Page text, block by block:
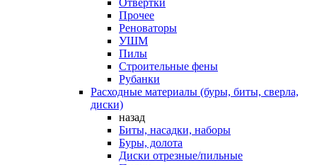
Отвертки
Прочее
Реноваторы
УШМ
Пилы
Строительные фены
Рубанки
Расходные материалы (буры, биты, сверла,
диски)
назад
Биты, насадки, наборы
Буры, долота
Диски отрезные/пильные